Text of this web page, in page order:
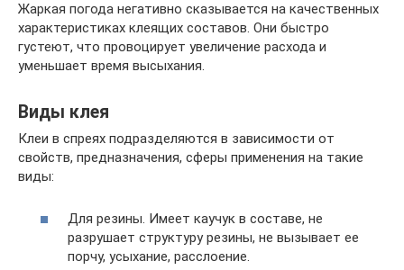
Жаркая погода негативно сказывается на качественных
характеристиках клеящих составов. Они быстро
густеют, что провоцирует увеличение расхода и
уменьшает время высыхания.
Виды клея
Клеи в спреях подразделяются в зависимости от
свойств, предназначения, сферы применения на такие
виды:
Для резины. Имеет каучук в составе, не
разрушает структуру резины, не вызывает ее
порчу, усыхание, расслоение.